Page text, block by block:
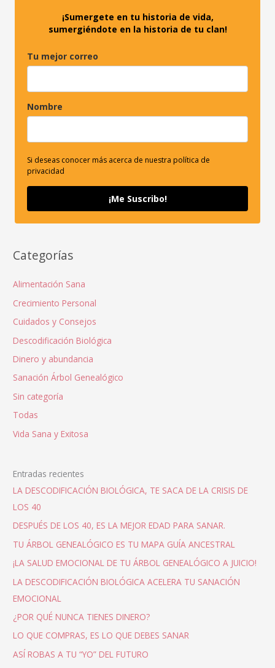
¡Sumergete en tu historia de vida,
sumergiéndote en la historia de tu clan!
Tu mejor correo
Nombre
Si deseas conocer más acerca de nuestra política de
privacidad
¡Me Suscribo!
Categorías
Alimentación Sana
Crecimiento Personal
Cuidados y Consejos
Descodificación Biológica
Dinero y abundancia
Sanación Árbol Genealógico
Sin categoría
Todas
Vida Sana y Exitosa
Entradas recientes
LA DESCODIFICACIÓN BIOLÓGICA, TE SACA DE LA CRISIS DE
LOS 40
DESPUÉS DE LOS 40, ES LA MEJOR EDAD PARA SANAR.
TU ÁRBOL GENEALÓGICO ES TU MAPA GUÍA ANCESTRAL
¡LA SALUD EMOCIONAL DE TU ÁRBOL GENEALÓGICO A JUICIO!
LA DESCODIFICACIÓN BIOLÓGICA ACELERA TU SANACIÓN
EMOCIONAL
¿POR QUÉ NUNCA TIENES DINERO?
LO QUE COMPRAS, ES LO QUE DEBES SANAR
ASÍ ROBAS A TU “YO” DEL FUTURO